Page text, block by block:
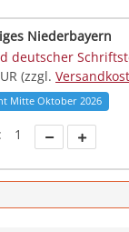
Niederbayern
deutscher
(zzgl.
Mitte Oktober 2026
1